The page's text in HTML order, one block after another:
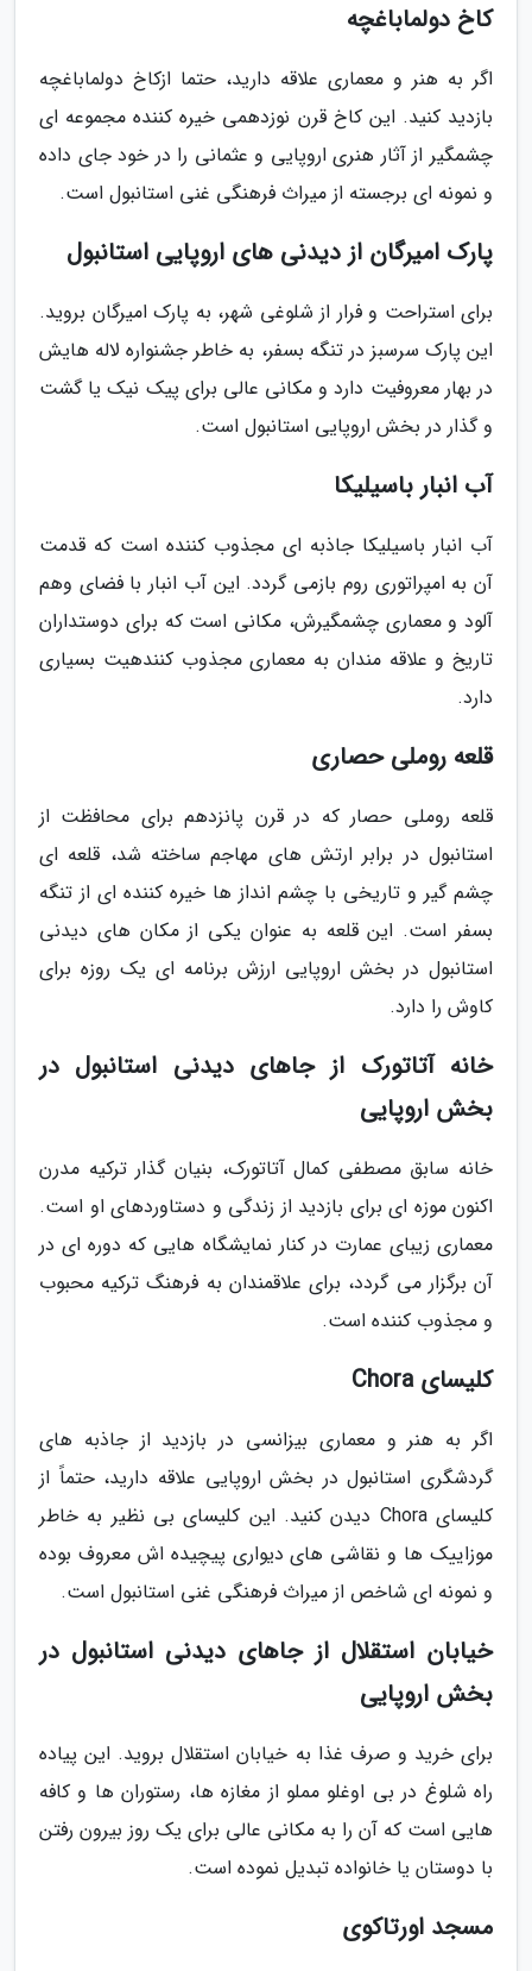
کاخ دولماباغچه
اگر به هنر و معماری علاقه دارید، حتما ازکاخ دولماباغچه
بازدید کنید. این کاخ قرن نوزدهمی خیره کننده مجموعه ای
چشمگیر از آثار هنری اروپایی و عثمانی را در خود جای داده
و نمونه ای برجسته از میراث فرهنگی غنی استانبول است.
پارک امیرگان از دیدنی های اروپایی استانبول
برای استراحت و فرار از شلوغی شهر، به پارک امیرگان بروید.
این پارک سرسبز در تنگه بسفر، به خاطر جشنواره لاله هایش
در بهار معروفیت دارد و مکانی عالی برای پیک نیک یا گشت
و گذار در بخش اروپایی استانبول است.
آب انبار باسیلیکا
آب انبار باسیلیکا جاذبه ای مجذوب کننده است که قدمت
آن به امپراتوری روم بازمی گردد. این آب انبار با فضای وهم
آلود و معماری چشمگیرش، مکانی است که برای دوستداران
تاریخ و علاقه مندان به معماری مجذوب کنندهیت بسیاری
دارد.
قلعه روملی حصاری
قلعه روملی حصار که در قرن پانزدهم برای محافظت از
استانبول در برابر ارتش های مهاجم ساخته شد، قلعه ای
چشم گیر و تاریخی با چشم انداز ها خیره کننده ای از تنگه
بسفر است. این قلعه به عنوان یکی از مکان های دیدنی
استانبول در بخش اروپایی ارزش برنامه ای یک روزه برای
کاوش را دارد.
خانه آتاتورک از جاهای دیدنی استانبول در
بخش اروپایی
خانه سابق مصطفی کمال آتاتورک، بنیان گذار ترکیه مدرن
اکنون موزه ای برای بازدید از زندگی و دستاوردهای او است.
معماری زیبای عمارت در کنار نمایشگاه هایی که دوره ای در
آن برگزار می گردد، برای علاقمندان به فرهنگ ترکیه محبوب
و مجذوب کننده است.
کلیسای Chora
اگر به هنر و معماری بیزانسی در بازدید از جاذبه های
گردشگری استانبول در بخش اروپایی علاقه دارید، حتماً از
کلیسای Chora دیدن کنید. این کلیسای بی نظیر به خاطر
موزاییک ها و نقاشی های دیواری پیچیده اش معروف بوده
و نمونه ای شاخص از میراث فرهنگی غنی استانبول است.
خیابان استقلال از جاهای دیدنی استانبول در
بخش اروپایی
برای خرید و صرف غذا به خیابان استقلال بروید. این پیاده
راه شلوغ در بی اوغلو مملو از مغازه ها، رستوران ها و کافه
هایی است که آن را به مکانی عالی برای یک روز بیرون رفتن
با دوستان یا خانواده تبدیل نموده است.
مسجد اورتاکوی